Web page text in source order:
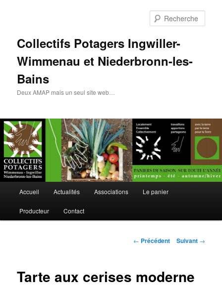
Collectifs Potagers Ingwiller-
Wimmenau et Niederbronn-les-
Bains
Deux AMAP mais un seul site web…
Aller
au
Accueil Actualités Associations Le panier
Producteur Contact
Navigation
← Précédent Suivant →
Tarte aux cerises moderne